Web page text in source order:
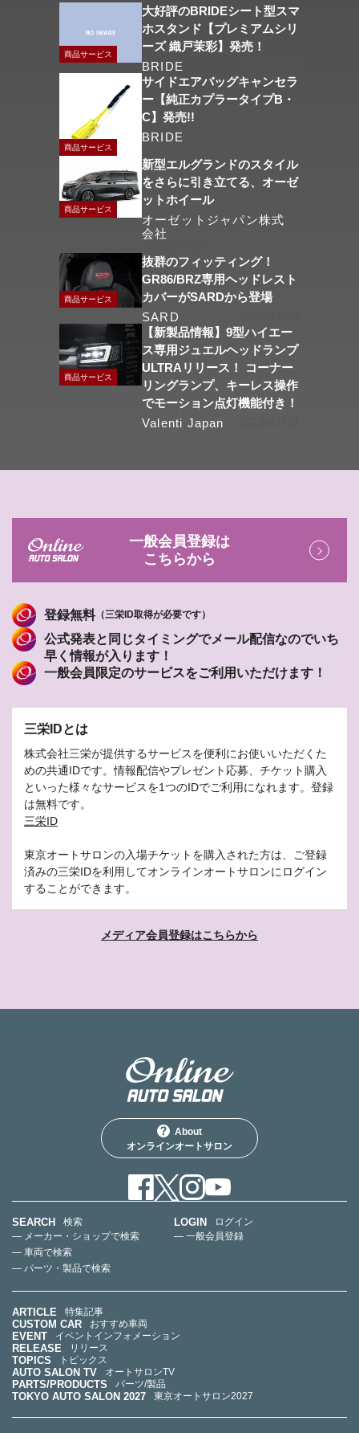
商品サービス
大好評のBRIDEシート型スマ
ホスタンド【プレミアムシリ
ーズ 織戸茉彩】発売！
BRIDE
商品サービス
サイドエアバッグキャンセラ
ー【純正カプラータイプB・
C】発売!!
BRIDE
商品サービス
新型エルグランドのスタイル
をさらに引き立てる、オーゼ
ットホイール
オーゼットジャパン株式
会社
商品サービス
抜群のフィッティング！
GR86/BRZ専用ヘッドレスト
カバーがSARDから登場
SARD
商品サービス
【新製品情報】9型ハイエー
ス専用ジュエルヘッドランプ
ULTRAリリース！ コーナー
リングランプ、キーレス操作
でモーション点灯機能付き！
Valenti Japan
一般会員登録は
こちらから
登録無料（三栄ID取得が必要です）
公式発表と同じタイミングでメール配信なのでいち
早く情報が入ります！
一般会員限定のサービスをご利用いただけます！
三栄IDとは
株式会社三栄が提供するサービスを便利にお使いいただくた
めの共通IDです。情報配信やプレゼント応募、チケット購入
といった様々なサービスを1つのIDでご利用になれます。登録
は無料です。
三栄ID
東京オートサロンの入場チケットを購入された方は、ご登録
済みの三栄IDを利用してオンラインオートサロンにログイン
することができます。
メディア会員登録はこちらから
About
オンラインオートサロン
SEARCH
検索
— メーカー・ショップで検索
— 車両で検索
— パーツ・製品で検索
LOGIN
ログイン
— 一般会員登録
ARTICLE 特集記事
CUSTOM CAR おすすめ車両
EVENT イベントインフォメーション
RELEASE リリース
TOPICS トピックス
AUTO SALON TV オートサロンTV
PARTS/PRODUCTS パーツ/製品
TOKYO AUTO SALON 2027 東京オートサロン2027